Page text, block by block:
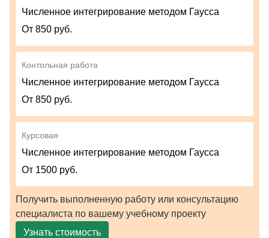
Численное интегрирование методом Гаусса
От 850 руб.
Контольная работа
Численное интегрирование методом Гаусса
От 850 руб.
Курсовая
Численное интегрирование методом Гаусса
От 1500 руб.
Получить выполненную работу или консультацию
специалиста по вашему учебному проекту
Узнать стоимость